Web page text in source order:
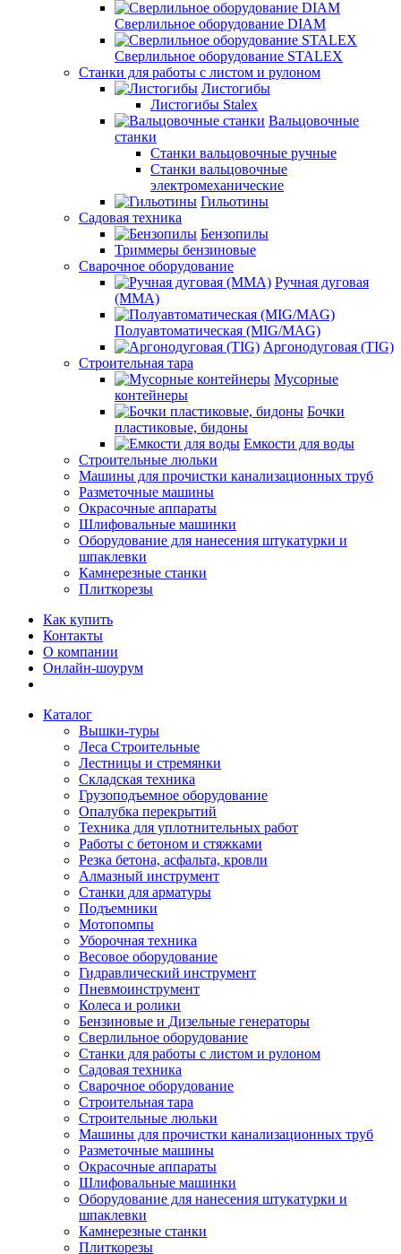
Сверлильное оборудование DIAM
Сверлильное оборудование STALEX
Станки для работы с листом и рулоном
Листогибы
Листогибы Stalex
Вальцовочные
станки
Станки вальцовочные ручные
Станки вальцовочные
электромеханические
Гильотины
Садовая техника
Бензопилы
Триммеры бензиновые
Сварочное оборудование
Ручная дуговая
(MMA)
Полуавтоматическая (MIG/MAG)
Аргонодуговая (TIG)
Строительная тара
Мусорные
контейнеры
Бочки
пластиковые, бидоны
Емкости для воды
Строительные люльки
Машины для прочистки канализационных труб
Разметочные машины
Окрасочные аппараты
Шлифовальные машинки
Оборудование для нанесения штукатурки и
шпаклевки
Камнерезные станки
Плиткорезы
Как купить
Контакты
О компании
Онлайн-шоурум
Каталог
Вышки-туры
Леса Строительные
Лестницы и стремянки
Складская техника
Грузоподъемное оборудование
Опалубка перекрытий
Техника для уплотнительных работ
Работы с бетоном и стяжками
Резка бетона, асфальта, кровли
Алмазный инструмент
Станки для арматуры
Подъемники
Мотопомпы
Уборочная техника
Весовое оборудование
Гидравлический инструмент
Пневмоинструмент
Колеса и ролики
Бензиновые и Дизельные генераторы
Сверлильное оборудование
Станки для работы с листом и рулоном
Садовая техника
Сварочное оборудование
Строительная тара
Строительные люльки
Машины для прочистки канализационных труб
Разметочные машины
Окрасочные аппараты
Шлифовальные машинки
Оборудование для нанесения штукатурки и
шпаклевки
Камнерезные станки
Плиткорезы